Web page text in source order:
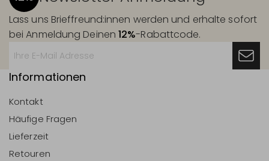
Lass uns Brieffreund:innen werden und erhalte sofort
bei Anmeldung Deinen12%-Rabattcode.
Informationen
Kontakt
Häufige Fragen
Lieferzeit
Retouren